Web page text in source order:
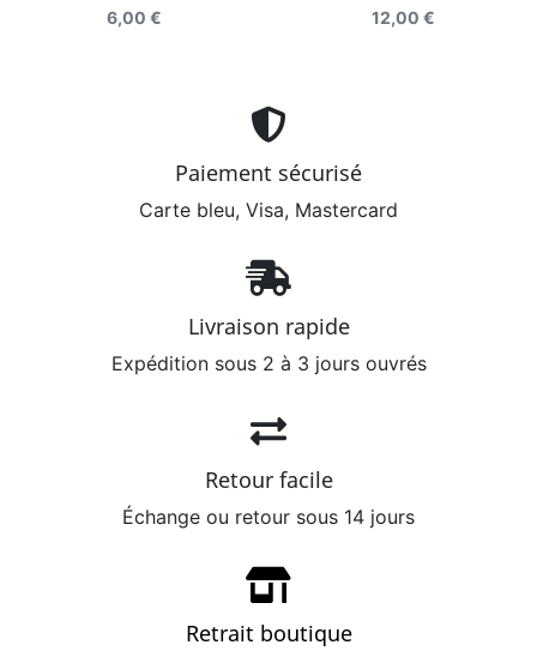
6,00 €
12,00 €
Paiement sécurisé
Carte bleu, Visa, Mastercard
Livraison rapide
Expédition sous 2 à 3 jours ouvrés
Retour facile
Échange ou retour sous 14 jours
Retrait boutique